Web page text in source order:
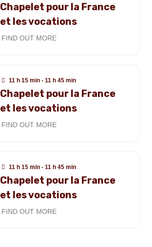
Chapelet pour la France
et les vocations
FIND OUT MORE
11 h 15 min - 11 h 45 min
Chapelet pour la France
et les vocations
FIND OUT MORE
11 h 15 min - 11 h 45 min
Chapelet pour la France
et les vocations
FIND OUT MORE